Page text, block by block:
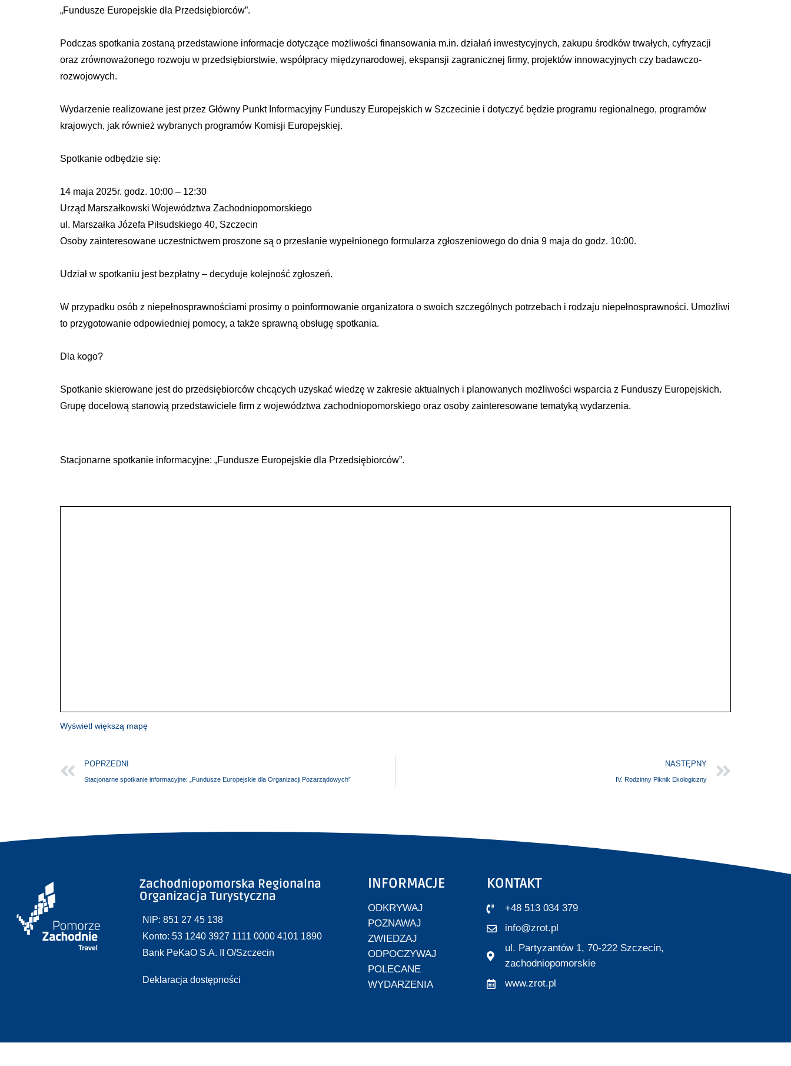
„Fundusze Europejskie dla Przedsiębiorców”.
Podczas spotkania zostaną przedstawione informacje dotyczące możliwości finansowania m.in. działań inwestycyjnych, zakupu środków trwałych, cyfryzacji
oraz zrównoważonego rozwoju w przedsiębiorstwie, współpracy międzynarodowej, ekspansji zagranicznej firmy, projektów innowacyjnych czy badawczo-
rozwojowych.
Wydarzenie realizowane jest przez Główny Punkt Informacyjny Funduszy Europejskich w Szczecinie i dotyczyć będzie programu regionalnego, programów
krajowych, jak również wybranych programów Komisji Europejskiej.
Spotkanie odbędzie się:
14 maja 2025r. godz. 10:00 – 12:30
Urząd Marszałkowski Województwa Zachodniopomorskiego
ul. Marszałka Józefa Piłsudskiego 40, Szczecin
Osoby zainteresowane uczestnictwem proszone są o przesłanie wypełnionego formularza zgłoszeniowego do dnia 9 maja do godz. 10:00.
Udział w spotkaniu jest bezpłatny – decyduje kolejność zgłoszeń.
W przypadku osób z niepełnosprawnościami prosimy o poinformowanie organizatora o swoich szczególnych potrzebach i rodzaju niepełnosprawności. Umożliwi
to przygotowanie odpowiedniej pomocy, a także sprawną obsługę spotkania.
Dla kogo?
Spotkanie skierowane jest do przedsiębiorców chcących uzyskać wiedzę w zakresie aktualnych i planowanych możliwości wsparcia z Funduszy Europejskich.
Grupę docelową stanowią przedstawiciele firm z województwa zachodniopomorskiego oraz osoby zainteresowane tematyką wydarzenia.
Stacjonarne spotkanie informacyjne: „Fundusze Europejskie dla Przedsiębiorców”.
Wyświetl większą mapę
POPRZEDNI
Stacjonarne spotkanie informacyjne: „Fundusze Europejskie dla Organizacji Pozarządowych”
NASTĘPNY
IV. Rodzinny Piknik Ekologiczny
Zachodniopomorska Regionalna
Organizacja Turystyczna
NIP: 851 27 45 138
Konto: 53 1240 3927 1111 0000 4101 1890
Bank PeKaO S.A. II O/Szczecin
Deklaracja dostępności
INFORMACJE
ODKRYWAJ
POZNAWAJ
ZWIEDZAJ
ODPOCZYWAJ
POLECANE
WYDARZENIA
KONTAKT
+48 513 034 379
info@zrot.pl
ul. Partyzantów 1, 70-222 Szczecin,
zachodniopomorskie
www.zrot.pl